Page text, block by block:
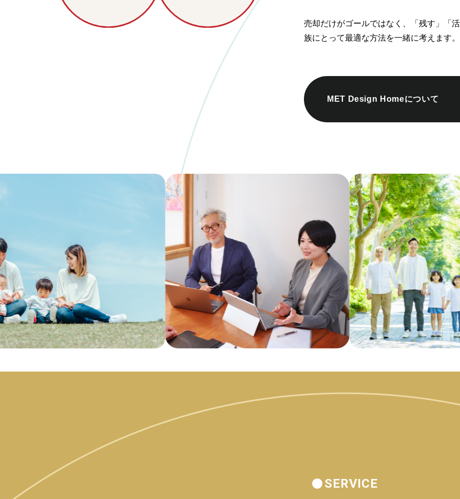
売却だけがゴールではなく、「残す」「
族にとって最適な方法を一緒に考えます。
MET Design Homeについて
SERVICE